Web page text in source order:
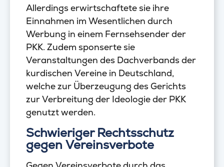
Allerdings erwirtschaftete sie ihre
Einnahmen im Wesentlichen durch
Werbung in einem Fernsehsender der
PKK. Zudem sponserte sie
Veranstaltungen des Dachverbands der
kurdischen Vereine in Deutschland,
welche zur Überzeugung des Gerichts
zur Verbreitung der Ideologie der PKK
genutzt werden.
Schwieriger Rechtsschutz
gegen Vereinsverbote